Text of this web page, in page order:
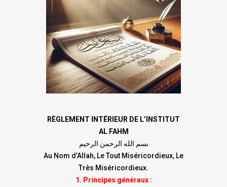
RÈGLEMENT INTÉRIEUR DE L’INSTITUT
AL FAHM
بسم الله الرحمن الرحيم
Au Nom d’Allah, Le Tout Miséricordieux, Le
Très Miséricordieux.
1. Principes généraux :